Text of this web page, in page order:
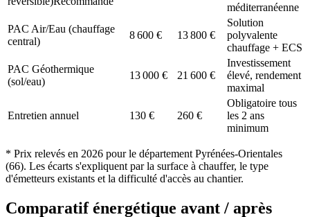
méditerranéenne
PAC Air/Eau (chauffage
central)
8 600 € 13 800 €
Solution
polyvalente
chauffage + ECS
PAC Géothermique
(sol/eau)
13 000 € 21 600 €
Investissement
élevé, rendement
maximal
Entretien annuel 130 € 260 €
Obligatoire tous
les 2 ans
minimum
* Prix relevés en 2026 pour le département Pyrénées-Orientales
(66). Les écarts s'expliquent par la surface à chauffer, le type
d'émetteurs existants et la difficulté d'accès au chantier.
Comparatif énergétique avant / après